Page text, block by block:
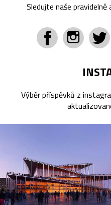
Sledujte naše
Výběr příspěvků z